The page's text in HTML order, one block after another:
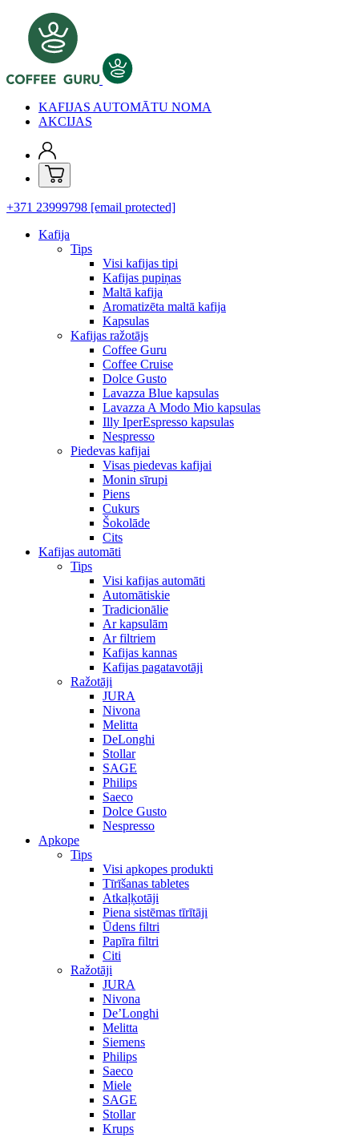
KAFIJAS AUTOMĀTU NOMA
AKCIJAS
+371 23999798 [email protected]
Kafija
Tips
Visi kafijas tipi
Kafijas pupiņas
Maltā kafija
Aromatizēta maltā kafija
Kapsulas
Kafijas ražotājs
Coffee Guru
Coffee Cruise
Dolce Gusto
Lavazza Blue kapsulas
Lavazza A Modo Mio kapsulas
Illy IperEspresso kapsulas
Nespresso
Piedevas kafijai
Visas piedevas kafijai
Monin sīrupi
Piens
Cukurs
Šokolāde
Cits
Kafijas automāti
Tips
Visi kafijas automāti
Automātiskie
Tradicionālie
Ar kapsulām
Ar filtriem
Kafijas kannas
Kafijas pagatavotāji
Ražotāji
JURA
Nivona
Melitta
DeLonghi
Stollar
SAGE
Philips
Saeco
Dolce Gusto
Nespresso
Apkope
Tips
Visi apkopes produkti
Tīrīšanas tabletes
Atkaļķotāji
Piena sistēmas tīrītāji
Ūdens filtri
Papīra filtri
Citi
Ražotāji
JURA
Nivona
De’Longhi
Melitta
Siemens
Philips
Saeco
Miele
SAGE
Stollar
Krups